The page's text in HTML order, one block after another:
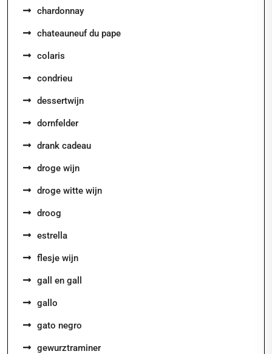
chardonnay
chateauneuf du pape
colaris
condrieu
dessertwijn
dornfelder
drank cadeau
droge wijn
droge witte wijn
droog
estrella
flesje wijn
gall en gall
gallo
gato negro
gewurztraminer